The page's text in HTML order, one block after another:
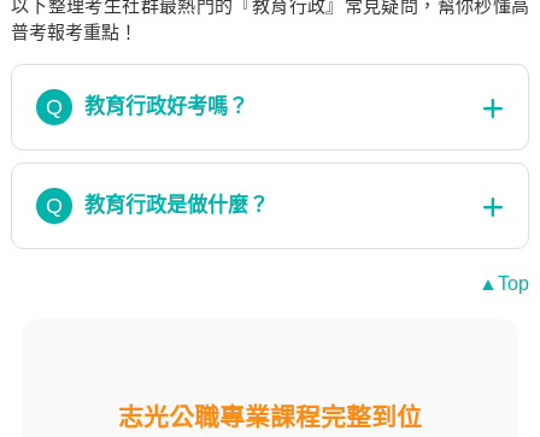
以下整理考生社群最熱門的『教育行政』常見疑問，幫你秒懂高
普考報考重點！
Q 教育行政好考嗎？
Q 教育行政是做什麼？
▲Top
志光公職專業課程完整到位